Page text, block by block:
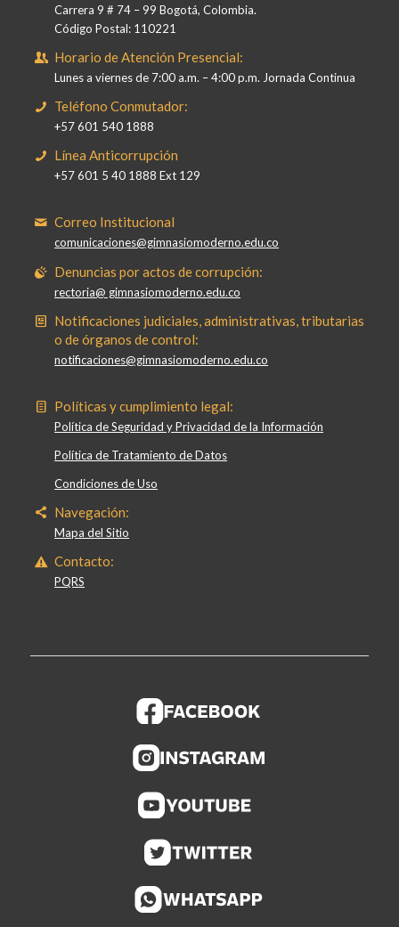
Carrera 9 # 74 – 99 Bogotá, Colombia.
Código Postal: 110221
Horario de Atención Presencial:
Lunes a viernes de 7:00 a.m. – 4:00 p.m. Jornada Continua
Teléfono Conmutador:
+57 601 540 1888
Línea Anticorrupción
+57 601 5 40 1888 Ext 129
Correo Institucional
comunicaciones@gimnasiomoderno.edu.co
Denuncias por actos de corrupción:
rectoria@ gimnasiomoderno.edu.co
Notificaciones judiciales, administrativas, tributarias
o de órganos de control:
notificaciones@gimnasiomoderno.edu.co
Políticas y cumplimiento legal:
Política de Seguridad y Privacidad de la Información
Política de Tratamiento de Datos
Condiciones de Uso
Navegación:
Mapa del Sitio
Contacto:
PQRS